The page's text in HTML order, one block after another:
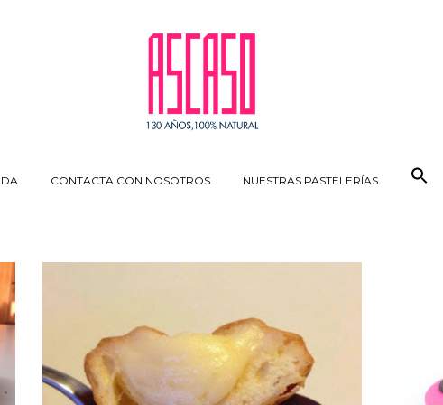
CONTACTA CON NOSOTROS NUESTRAS PASTELERÍAS